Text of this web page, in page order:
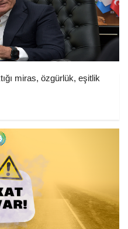
miras, özgürlük, eşitlik